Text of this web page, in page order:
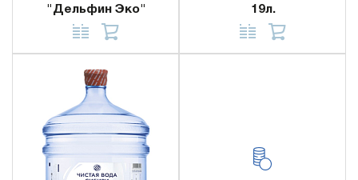
"Дельфин Эко"
19л.